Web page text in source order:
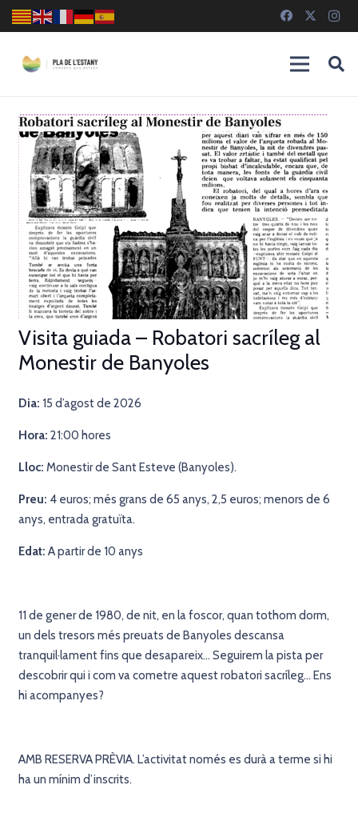
Visita guiada – Robatori sacríleg al
Monestir de Banyoles
Dia: 15 d’agost de 2026
Hora: 21:00 hores
Lloc: Monestir de Sant Esteve (Banyoles).
Preu: 4euros; més grans de 65 anys, 2,5 euros; menors de 6
anys, entrada gratuïta.
Edat: A partir de 10 anys
11 de gener de 1980, de nit, en la foscor, quan tothom dorm,
un dels tresors més preuats de Banyoles descansa
tranquil·lament fins que desapareix… Seguirem la pista per
descobrir qui i com va cometre aquest robatori sacríleg… Ens
hi acompanyes?
AMB RESERVA PRÈVIA. L’activitat només es durà a terme si hi
ha un mínim d’inscrits.